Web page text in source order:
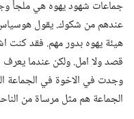
جماعات شهود يهوه هي ملجأ
عندهم من شكوك.‏ يقول
هيئة يهوه بدور مهم.‏ فقد كنت
قصد ولا امل.‏ ولكن عندما يعرف
وجدت في الاخوة في الجماعة
الجماعة هم مثل مرساة من